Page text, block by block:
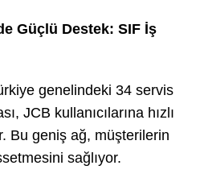
Güçlü Destek: SIF İş
genelindeki 34 servis
JCB kullanıcılarına hızlı
Bu geniş ağ, müşterilerin
sağlıyor.